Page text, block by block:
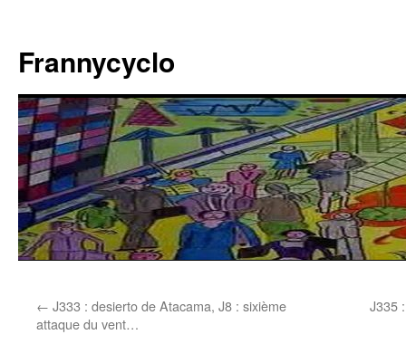
contenu
Frannycyclo
← J333 : desierto de Atacama, J8 : sixième
attaque du vent…
J335